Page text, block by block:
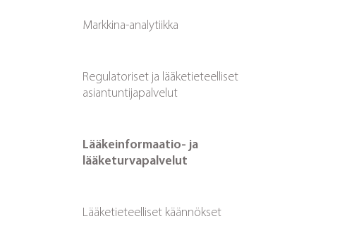
Markkina-analytiikka
Regulatoriset ja lääketieteelliset
asiantuntijapalvelut
Lääkeinformaatio- ja
lääketurvapalvelut
Lääketieteelliset käännökset